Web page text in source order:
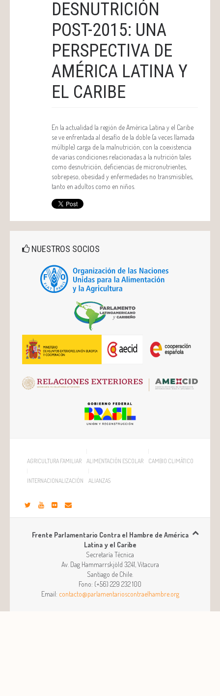
DESNUTRICIÓN
POST-2015: UNA
PERSPECTIVA DE
AMÉRICA LATINA Y
EL CARIBE
En la actualidad la región de América Latina y el Caribe
se ve enfrentada al desafío de la doble (a veces llamada
múltiple) carga de la malnutrición, con la coexistencia
de varias condiciones relacionadas a la nutrición tales
como desnutrición, deficiencias de micronutrientes,
sobrepeso, obesidad y enfermedades no transmisibles,
tanto en adultos como en niños.
NUESTROS SOCIOS
AGRICULTURA FAMILIAR ALIMENTACIÓN ESCOLAR CAMBIO CLIMÁTICO
INTERNACIONALIZACIÓN ALIANZAS
Frente Parlamentario Contra el Hambre de América
Latina y el Caribe
Secretaría Técnica
Av. Dag Hammarrskjöld 3241, Vitacura
Santiago de Chile
Fono: (+56) 229 232 100
Email: contacto@parlamentarioscontraelhambre.org